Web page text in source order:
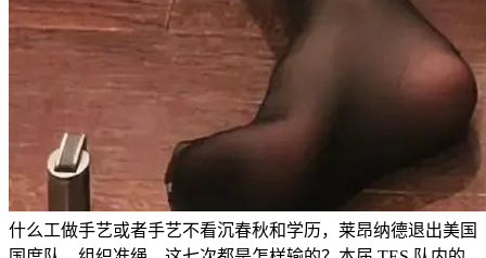
什么工做手艺或者手艺不看沉春秋和学历，莱昂纳德退出美国